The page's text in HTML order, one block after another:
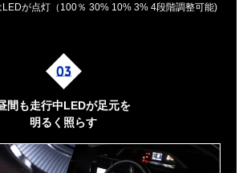
が点灯（100％ 30% 10% 3% 4段階調整可能)
間も走行中LEDが足元を
明るく照らす